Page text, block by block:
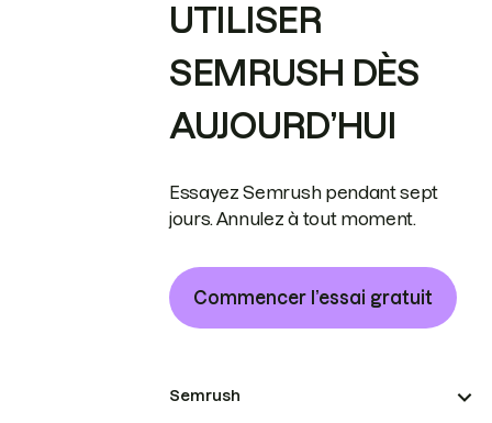
UTILISER
SEMRUSH DÈS
AUJOURD’HUI
Essayez Semrush pendant sept
jours. Annulez à tout moment.
Commencer l’essai gratuit
Semrush